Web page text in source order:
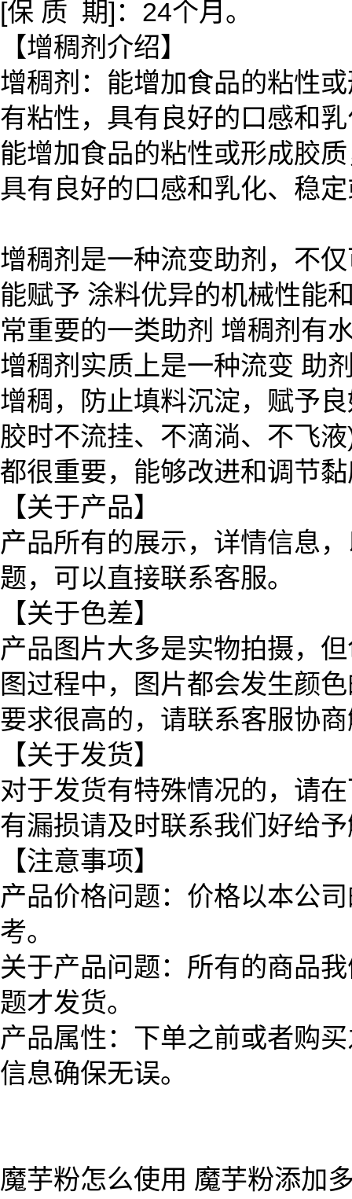
[保 质 期]：24个月。
【增稠剂介绍】
增稠剂：能增加食品的粘性
有粘性，具有良好的口感和
能增加食品的粘性或形成胶
具有良好的口感和乳化、稳
增稠剂是一种流变助剂，不
能赋予 涂料优异的机械性能
常重要的一类助剂 增稠剂有
增稠剂实质上是一种流变 助
增稠，防止填料沉淀，赋予
胶时不流挂、不滴淌、不飞
都很重要，能够改进和调节
【关于产品】
产品所有的展示，详情信息
题，可以直接联系客服。
【关于色差】
产品图片大多是实物拍摄，
图过程中，图片都会发生颜
要求很高的，请联系客服协
【关于发货】
对于发货有特殊情况的，请
有漏损请及时联系我们好给
【注意事项】
产品价格问题：价格以本公
考。
关于产品问题：所有的商品
题才发货。
产品属性：下单之前或者购
信息确保无误。
魔芋粉怎么使用 魔芋粉添加